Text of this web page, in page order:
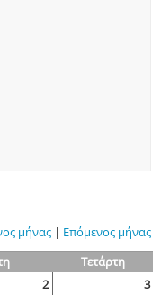
μήνας| Επόμενος μήνας
Τετάρτη
2
3